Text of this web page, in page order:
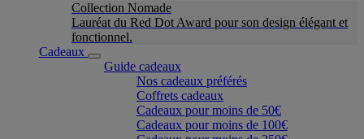
Collection Nomade
Lauréat du Red Dot Award pour son design élégant et
fonctionnel.
Cadeaux
Guide cadeaux
Nos cadeaux préférés
Coffrets cadeaux
Cadeaux pour moins de 50€
Cadeaux pour moins de 100€